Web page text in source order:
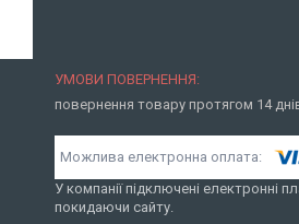
повернення товару протягом 14
У компанії підключені електронні
покидаючи сайту.